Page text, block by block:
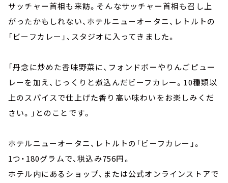
サッチャー首相も来訪。そんなサッチャー首相も召し上
がったかもしれない、ホテルニューオータニ、レトルトの
「ビーフカレー」、スタジオに入ってきました。
「丹念に炒めた香味野菜に、フォンドボーやりんごピュー
レーを加え、じっくりと煮込んだビーフカレー。10種類以
上のスパイスで仕上げた香り高い味わいをお楽しみくだ
さい。」とのことです。
ホテルニューオータニ、レトルトの「ビーフカレー」。
1つ・180グラムで、税込み756円。
ホテル内にあるショップ、または公式オンラインストアで